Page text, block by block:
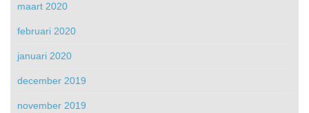
maart 2020
februari 2020
januari 2020
december 2019
november 2019